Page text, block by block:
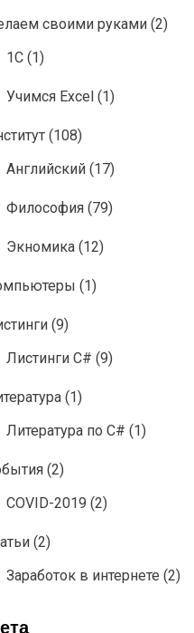
своими руками (2)
1C (1)
Учимся Excel (1)
(108)
Английский (17)
Философия (79)
Экномика (12)
(1)
(9)
Листинги C# (9)
(1)
Литература по C# (1)
(2)
COVID-2019 (2)
(2)
Заработок в интернете (2)